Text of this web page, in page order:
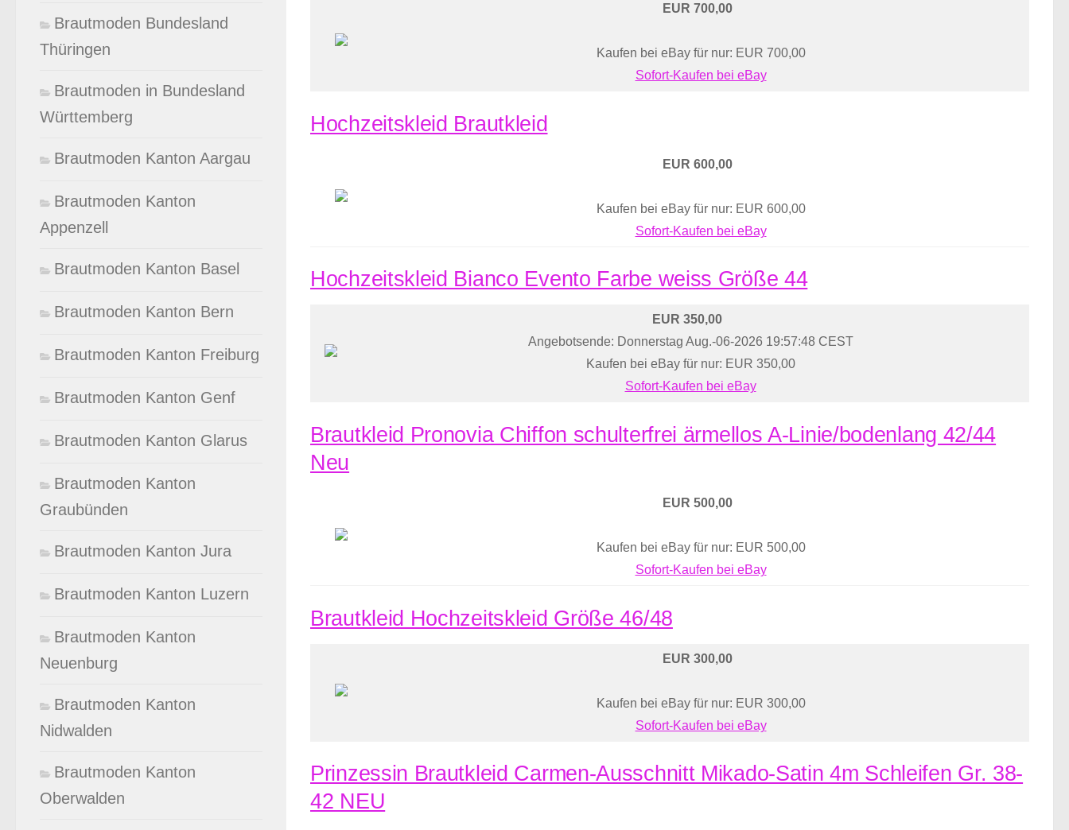
EUR 700,00
Kaufen bei eBay für nur: EUR 700,00
Sofort-Kaufen bei eBay
Hochzeitskleid Brautkleid
EUR 600,00
Kaufen bei eBay für nur: EUR 600,00
Sofort-Kaufen bei eBay
Hochzeitskleid Bianco Evento Farbe weiss Größe 44
EUR 350,00
Angebotsende: Donnerstag Aug.-06-2026 19:57:48 CEST
Kaufen bei eBay für nur: EUR 350,00
Sofort-Kaufen bei eBay
Brautkleid Pronovia Chiffon schulterfrei ärmellos A-Linie/bodenlang 42/44
Neu
EUR 500,00
Kaufen bei eBay für nur: EUR 500,00
Sofort-Kaufen bei eBay
Brautkleid Hochzeitskleid Größe 46/48
EUR 300,00
Kaufen bei eBay für nur: EUR 300,00
Sofort-Kaufen bei eBay
Prinzessin Brautkleid Carmen-Ausschnitt Mikado-Satin 4m Schleifen Gr. 38-
42 NEU
Brautmoden Bundesland
Thüringen
Brautmoden in Bundesland
Württemberg
Brautmoden Kanton Aargau
Brautmoden Kanton
Appenzell
Brautmoden Kanton Basel
Brautmoden Kanton Bern
Brautmoden Kanton Freiburg
Brautmoden Kanton Genf
Brautmoden Kanton Glarus
Brautmoden Kanton
Graubünden
Brautmoden Kanton Jura
Brautmoden Kanton Luzern
Brautmoden Kanton
Neuenburg
Brautmoden Kanton
Nidwalden
Brautmoden Kanton
Oberwalden